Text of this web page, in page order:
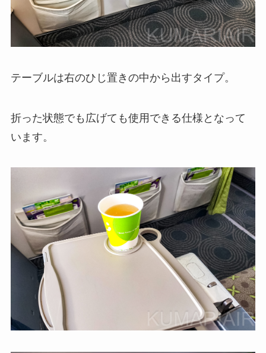
テーブルは右のひじ置きの中から出すタイプ。
折った状態でも広げても使用できる仕様となって
います。